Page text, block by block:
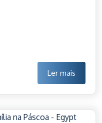
Ler mais